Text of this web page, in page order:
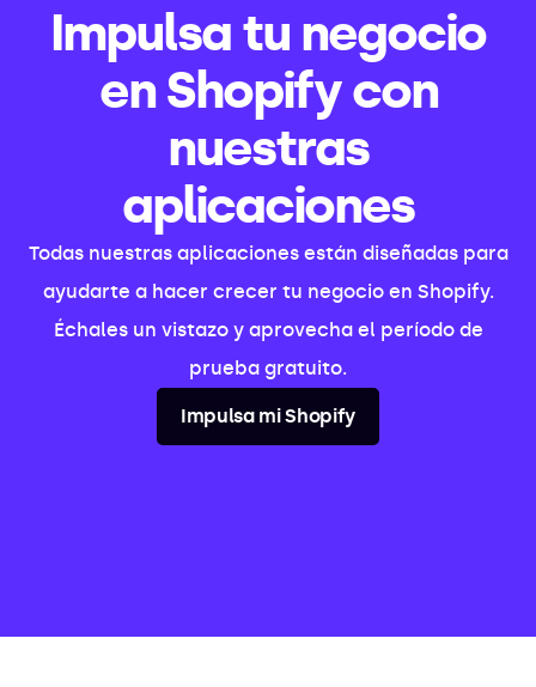
Impulsa tu negocio
en Shopify con
nuestras
aplicaciones
Todas nuestras aplicaciones están diseñadas para
ayudarte a hacer crecer tu negocio en Shopify.
Échales un vistazo y aprovecha el período de
prueba gratuito.
Impulsa mi Shopify